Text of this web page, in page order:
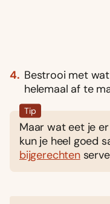
Bestrooi met
helemaal af te
Tip
Maar wat eet je
kun je heel goed
bijgerechten